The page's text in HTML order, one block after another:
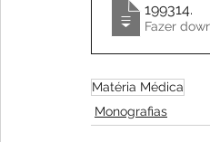
199314.
Matéria Médica
Monografias